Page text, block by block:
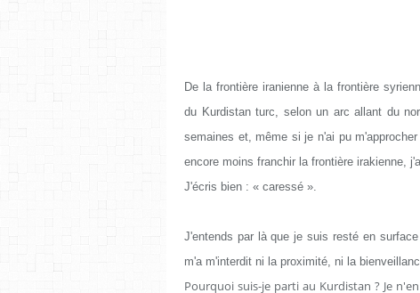
De la frontière iranienne à la frontière
du Kurdistan turc, selon un arc allant du
semaines et, même si je n'ai pu
encore moins franchir la frontière irakienne,
J'écris bien : « caressé ».
J'entends par là que je suis resté en
m'a m'interdit ni la proximité, ni la
Pourquoi suis-je parti au Kurdistan ? Je